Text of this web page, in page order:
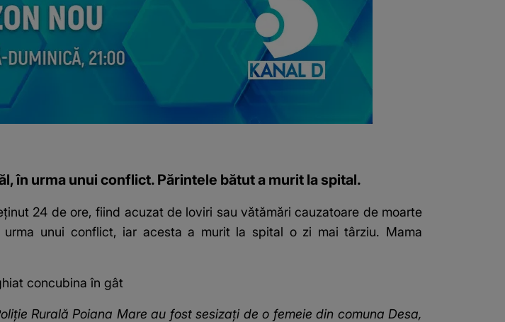
în urma unui conflict. Părintele bătut a murit la spital.
24 de ore, fiind acuzat de loviri sau vătămări cauzatoare de moarte
unui conflict, iar acesta a murit la spital o zi mai târziu. Mama
concubina în gât
Rurală Poiana Mare au fost sesizaţi de o femeie din comuna Desa,